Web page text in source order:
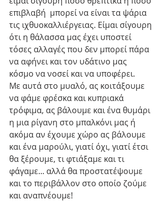
επιβλαβή  μπορεί να είναι τα ψάρια
τις ιχθυοκαλλιέργειας. Είμαι σίγουρη
ότι η θάλασσα μας έχει υποστεί
τόσες αλλαγές που δεν μπορεί πάρα
να αφήνει και τον υδάτινο μας
κόσμο να νοσεί και να υποφέρει.
Με αυτά στο μυαλό, ας κοιτάξουμε
να φάμε φρέσκα και κυπριακά
τρόφιμα, ας βάλουμε και ένα θυμάρι
η μια ρίγανη στο μπαλκόνι μας ή
ακόμα αν έχουμε χώρο ας βάλουμε
και ένα μαρούλι, γιατί όχι, γιατί έτσι
θα ξέρουμε, τι φτιάξαμε και τι
φάγαμε... αλλά θα προστατέψουμε
και το περιβάλλον στο οποίο ζούμε
και αναπνέουμε!